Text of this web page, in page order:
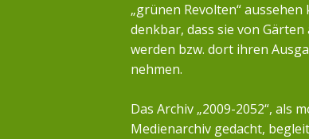
„grünen Revolten“ aussehen
denkbar, dass sie von
werden bzw. dort ihren
nehmen.
Das Archiv „2009-2052“, als
Medienarchiv gedacht,